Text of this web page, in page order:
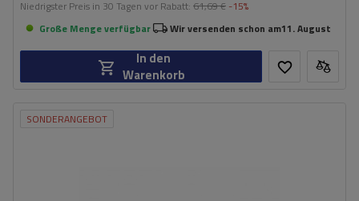
Niedrigster Preis in 30 Tagen vor Rabatt: 61,69 € -15%
Große Menge verfügbar
Wir versenden schon am11. August
In den
Warenkorb
SONDERANGEBOT